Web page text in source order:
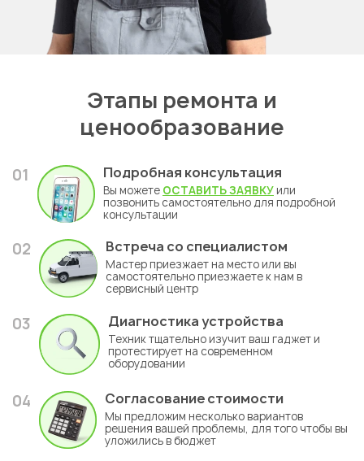
Этапы ремонта и
ценообразование
01 Подробная консультация
Вы можете ОСТАВИТЬ ЗАЯВКУ или
позвонить самостоятельно для подробной
консультации
02 Встреча со специалистом
Мастер приезжает на место или вы
самостоятельно приезжаете к нам в
сервисный центр
03 Диагностика устройства
Техник тщательно изучит ваш гаджет и
протестирует на современном
оборудовании
04 Согласование стоимости
Мы предложим несколько вариантов
решения вашей проблемы, для того чтобы вы
уложились в бюджет